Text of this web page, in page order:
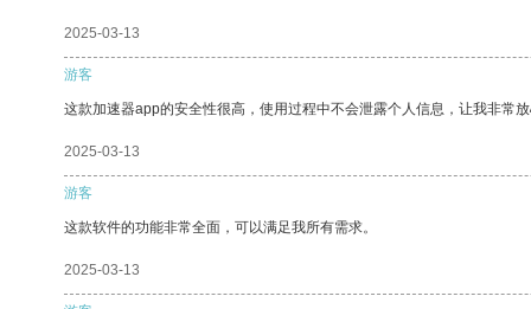
2025-03-13
游客
这款加速器app的安全性很高，使用过程中不会泄露个人信息，让我非常
2025-03-13
游客
这款软件的功能非常全面，可以满足我所有需求。
2025-03-13